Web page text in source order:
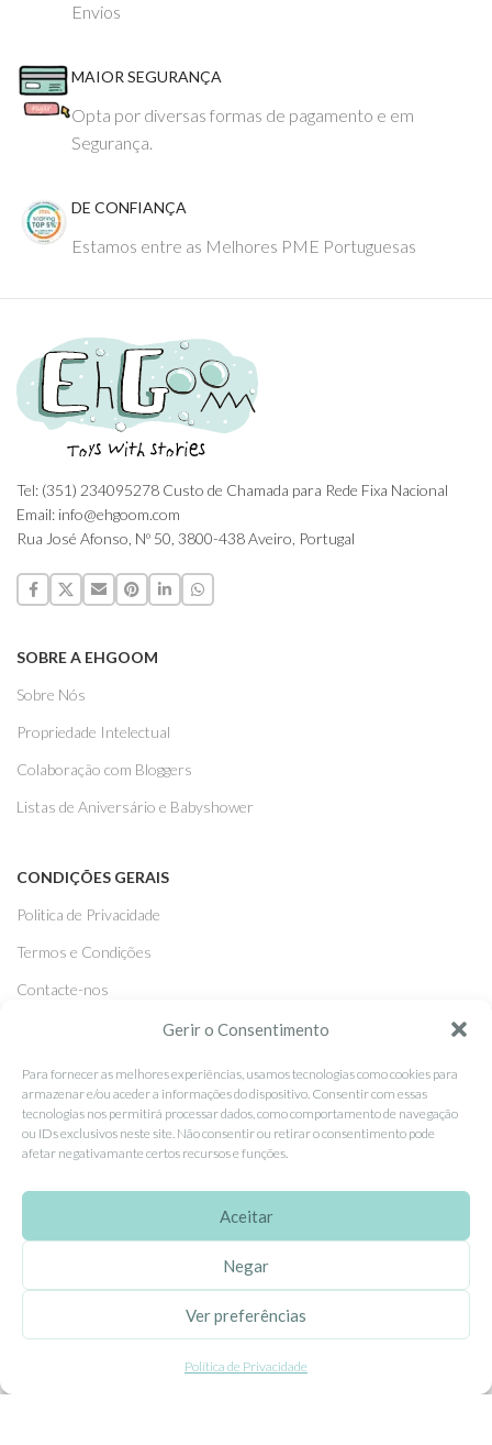
Gerir o Consentimento
Para fornecer as melhores experiências, usamos tecnologias como cookies para
armazenar e/ou aceder a informações do dispositivo. Consentir com essas
tecnologias nos permitirá processar dados, como comportamento de navegação
ou IDs exclusivos neste site. Não consentir ou retirar o consentimento pode
afetar negativamante certos recursos e funções.
Aceitar
Negar
Ver preferências
Política de Privacidade
Envios
MAIOR SEGURANÇA
Opta por diversas formas de pagamento e em
Segurança.
DE CONFIANÇA
Estamos entre as Melhores PME Portuguesas
Tel: (351) 234095278 Custo de Chamada para Rede Fixa Nacional
Email: info@ehgoom.com
Rua José Afonso, Nº 50, 3800-438 Aveiro, Portugal
SOBRE A EHGOOM
Sobre Nós
Propriedade Intelectual
Colaboração com Bloggers
Listas de Aniversário e Babyshower
CONDIÇÕES GERAIS
Politica de Privacidade
Termos e Condições
Contacte-nos
APOIO AO CLIENTE
Como Comprar
Trocas e Devoluções